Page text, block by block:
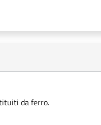
da ferro.